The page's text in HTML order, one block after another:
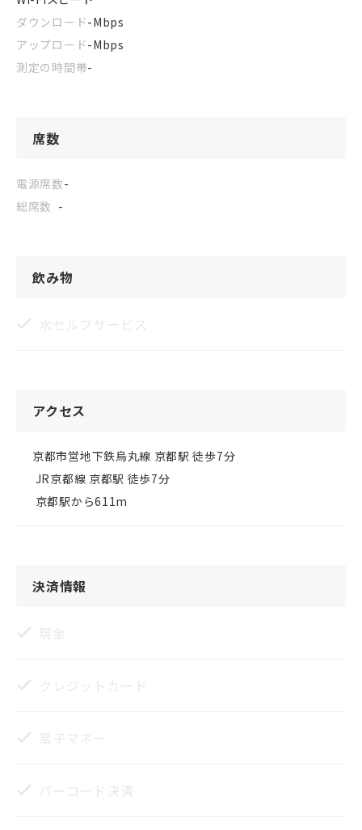
ダウンロード-Mbps
アップロード-Mbps
測定の時間帯-
席数
電源席数-
総席数 -
飲み物
アクセス
京都市営地下鉄烏丸線 京都駅 徒歩7分
京都駅から611m
決済情報